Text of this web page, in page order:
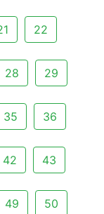
22
28 29
35 36
42 43
49 50